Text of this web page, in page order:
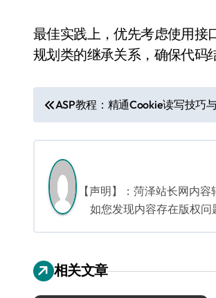
最佳实践上，优先考虑使用接
规划类的继承关系，确保代码
文
章
导
航
ASP教程：精通Cookie读写技巧
【声明】：菏泽站长网内
如您发现内容存在版权问
相关文章